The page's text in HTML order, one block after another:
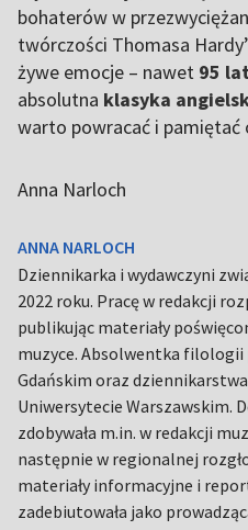
bohaterów w
twórczości Thomasa
żywe emocje – nawet 95
absolutna klasyka
warto powracać i pamiętać
Anna Narloch
ANNA NARLOCH
Dziennikarka i wydawczyni
2022 roku. Pracę w redakcji
publikując materiały
muzyce. Absolwentka
Gdańskim oraz
Uniwersytecie Warszawskim.
zdobywała m.in. w redakcji
następnie w regionalnej
materiały informacyjne i
zadebiutowała jako